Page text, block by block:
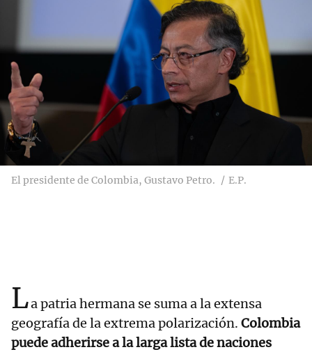
El presidente de Colombia, Gustavo Petro. E.P.
La patria hermana se suma a la extensa
geografía de la extrema polarización. Colombia
puede adherirse a la larga lista de naciones